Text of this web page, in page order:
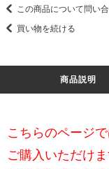
この商品について問い
買い物を続ける
商品説明
こちらのページ
ご購入いただけま